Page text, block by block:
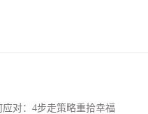
对：4步走策略重拾幸福